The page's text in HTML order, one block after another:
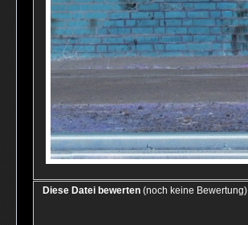
Diese Datei bewerten (noch keine Bewertung)